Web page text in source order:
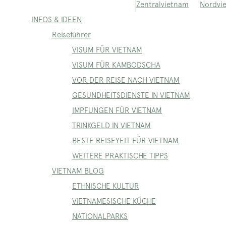
Zentralvietnam
INFOS & IDEEN
Reiseführer
VISUM FÜR VIETNAM
VISUM FÜR KAMBODSCHA
VOR DER REISE NACH VIETNAM
GESUNDHEITSDIENSTE IN VIETNAM
IMPFUNGEN FÜR VIETNAM
TRINKGELD IN VIETNAM
BESTE REISEYEIT FÜR VIETNAM
WEITERE PRAKTISCHE TIPPS
VIETNAM BLOG
ETHNISCHE KULTUR
VIETNAMESISCHE KÜCHE
NATIONALPARKS